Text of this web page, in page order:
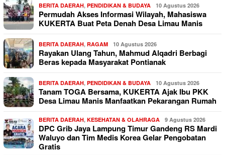
BERITA DAERAH, PENDIDIKAN & BUDAYA 10 Agustus 2026
Permudah Akses Informasi Wilayah, Mahasiswa
KUKERTA Buat Peta Denah Desa Limau Manis
BERITA DAERAH, RAGAM 10 Agustus 2026
Rayakan Ulang Tahun, Mahmud Alqadri Berbagi
Beras kepada Masyarakat Pontianak
BERITA DAERAH, PENDIDIKAN & BUDAYA 10 Agustus 2026
Tanam TOGA Bersama, KUKERTA Ajak Ibu PKK
Desa Limau Manis Manfaatkan Pekarangan Rumah
BERITA DAERAH, KESEHATAN & OLAHRAGA 9 Agustus 2026
DPC Grib Jaya Lampung Timur Gandeng RS Mardi
Waluyo dan Tim Medis Korea Gelar Pengobatan
Gratis